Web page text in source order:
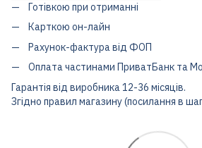
Готівкою при отриманні
Карткою он-лайн
Рахунок-фактура від ФОП
Оплата частинами ПриватБанк та
Гарантія від виробника 12-36 місяців.
Згідно правил магазину (посилання в